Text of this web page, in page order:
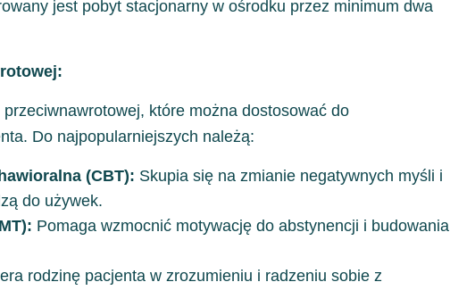
jest pobyt stacjonarny w ośrodku przez minimum dwa
które można dostosować do
Do najpopularniejszych należą:
(CBT): Skupia się na zmianie negatywnych myśli i
do używek.
Pomaga wzmocnić motywację do abstynencji i budowania
rodzinę pacjenta w zrozumieniu i radzeniu sobie z